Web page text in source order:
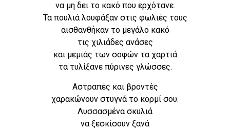
να μη δει το κακό που ερχότανε.
Τα πουλιά λουφάξαν στις φωλιές τους
αισθανθήκαν το μεγάλο κακό
τις χιλιάδες ανάσες
και μεμιάς των σοφών τα χαρτιά
τα τυλίξανε πύρινες γλώσσες.
Αστραπές και βροντές
χαρακώνουν στυγνά το κορμί σου.
Λυσσασμένα σκυλιά
να ξεσκίσουν ξανά